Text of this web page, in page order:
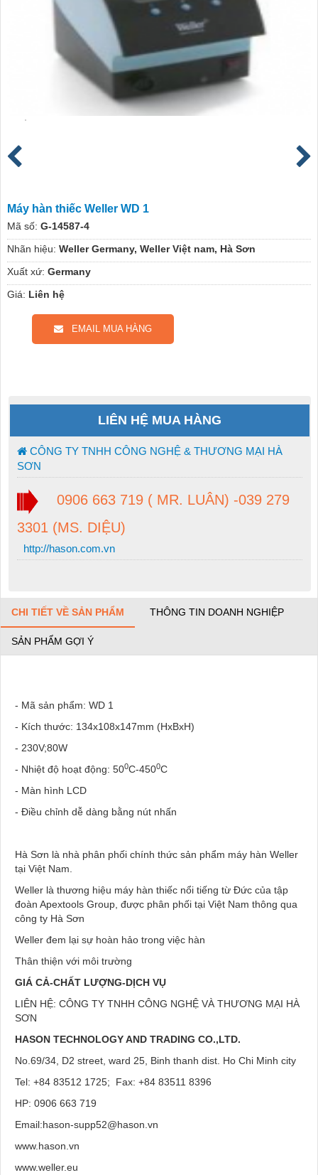
Máy hàn thiếc Weller WD 1
Mã số: G-14587-4
Nhãn hiệu: Weller Germany, Weller Việt nam, Hà Sơn
Xuất xứ: Germany
Giá: Liên hệ
EMAIL MUA HÀNG
LIÊN HỆ MUA HÀNG
CÔNG TY TNHH CÔNG NGHỆ & THƯƠNG MẠI HÀ
SƠN
0906 663 719 ( MR. LUÂN) -039 279
3301 (MS. DIỆU)
http://hason.com.vn
CHI TIẾT VỀ SẢN PHẨM THÔNG TIN DOANH NGHIỆP
SẢN PHẨM GỢI Ý
- Mã sản phẩm: WD 1
- Kích thước: 134x108x147mm (HxBxH)
- 230V;80W
- Nhiệt độ hoạt động: 500C-4500C
- Màn hình LCD
- Điều chỉnh dễ dàng bằng nút nhấn
Hà Sơn là nhà phân phối chính thức sản phẩm máy hàn Weller
tại Việt Nam.
Weller là thương hiệu máy hàn thiếc nổi tiếng từ Đức của tập
đoàn Apextools Group, được phân phối tại Việt Nam thông qua
công ty Hà Sơn
Weller đem lại sự hoàn hảo trong việc hàn
Thân thiện với môi trường
GIÁ CẢ-CHẤT LƯỢNG-DỊCH VỤ
LIÊN HỆ: CÔNG TY TNHH CÔNG NGHỆ VÀ THƯƠNG MẠI HÀ
SƠN
HASON TECHNOLOGY AND TRADING CO.,LTD.
No.69/34, D2 street, ward 25, Binh thanh dist. Ho Chi Minh city
Tel: +84 83512 1725; Fax: +84 83511 8396
HP: 0906 663 719
Email:hason-supp52@hason.vn
www.hason.vn
www.weller.eu